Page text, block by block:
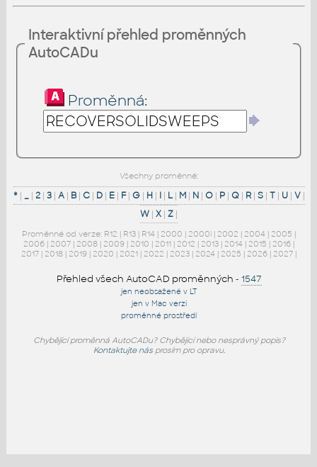
Interaktivní přehled proměnných
AutoCADu
Proměnná:
Všechny proměnné:
*| _| 2| 3| A| B| C| D| E| F| G| H | I| L| M| N| O| P| Q| R| S| T| U| V|
W | X | Z |
Proměnné od verze: R12 | R13 | R14 | 2000 | 2000i | 2002 | 2004 | 2005 |
2006 | 2007 | 2008 | 2009 | 2010 | 2011 | 2012 | 2013 | 2014 | 2015 | 2016 |
2017 | 2018 | 2019 | 2020 | 2021 | 2022 | 2023 | 2024 | 2025 | 2026 | 2027 |
Přehled všech AutoCAD proměnných - 1547
jen neobsažené v LT
jen v Mac verzi
proměnné prostředí
Chybějící proměnná AutoCADu? Chybějící nebo nesprávný popis?
Kontaktujte násprosím pro opravu.